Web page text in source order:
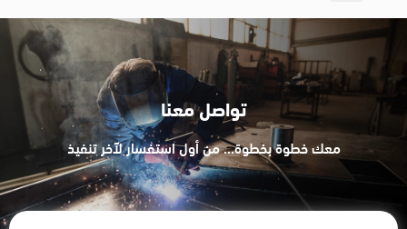
h
a
t
s
a
p
p
تواصل معنا
معك خطوة بخطوة... من أول استفسار لآخر تنفيذ